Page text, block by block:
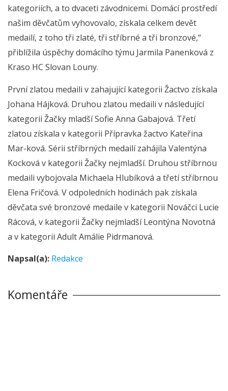
kategoriích, a to dvaceti závodnicemi. Domácí prostředí
našim děvčatům vyhovovalo, získala celkem devět
medailí, z toho tři zlaté, tři stříbrné a tři bronzové,“
přiblížila úspěchy domácího týmu Jarmila Panenková z
Kraso HC Slovan Louny.
První zlatou medaili v zahajující kategorii Žactvo získala
Johana Hájková. Druhou zlatou medaili v následující
kategorii Žačky mladší Sofie Anna Gabajová. Třetí
zlatou získala v kategorii Přípravka žactvo Kateřina
Mar-ková. Sérii stříbrných medailí zahájila Valentýna
Kocková v kategorii Žačky nejmladší. Druhou stříbrnou
medaili vybojovala Michaela Hlubíková a třetí stříbrnou
Elena Fričová. V odpoledních hodinách pak získala
děvčata své bronzové medaile v kategorii Nováčci Lucie
Rácová, v kategorii Žačky nejmladší Leontýna Novotná
a v kategorii Adult Amálie Pidrmanová.
Napsal(a): Redakce
Komentáře